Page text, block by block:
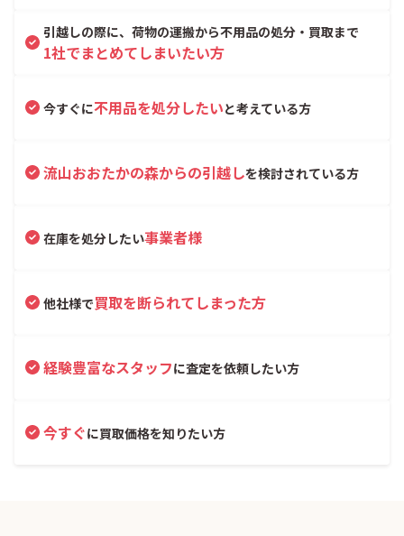
引越しの際に、荷物の運搬から不用品の処分・買取まで
1社でまとめてしまいたい方
今すぐに不用品を処分したいと考えている方
流山おおたかの森からの引越しを検討されている方
在庫を処分したい事業者様
他社様で買取を断られてしまった方
経験豊富なスタッフに査定を依頼したい方
今すぐに買取価格を知りたい方